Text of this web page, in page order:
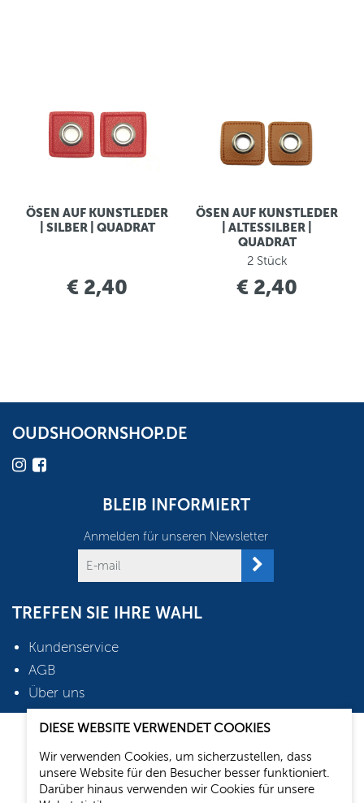
ÖSEN AUF KUNSTLEDER
| SILBER | QUADRAT
€ 2,40
ÖSEN AUF KUNSTLEDER
| ALTESSILBER |
QUADRAT
2 Stück
€ 2,40
DIESE WEBSITE VERWENDET COOKIES
Wir verwenden Cookies, um sicherzustellen, dass
unsere Website für den Besucher besser funktioniert.
Darüber hinaus verwenden wir Cookies für unsere
OUDSHOORNSHOP.DE
BLEIB INFORMIERT
Anmelden für unseren Newsletter
TREFFEN SIE IHRE WAHL
Kundenservice
AGB
Über uns
Webdesign: Media Solutions B.V.